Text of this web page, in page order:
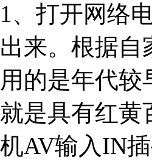
1、打开网络
出来。根据自
用的是年代
就是具有红黄
机AV输入IN